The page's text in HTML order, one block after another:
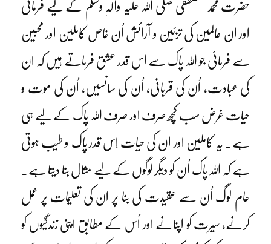
حضرت محمد مصطفی صلی اللہ علیہ وآلہٖ وسلم کے لیے فرمائی
اور ان عالمین کی تزئین و آرائش اُن خاص کاملین اور محبین
سے فرمائی جو اللہ پاک سے اس قدر عشق فرماتے ہیں کہ ان
کی عبادت، اُن کی قربانی، اُن کی سانسیں، اُن کی موت و
حیات غرض سب کچھ صرف اور صرف اللہ پاک کے لیے ہی
ہے۔ یہ کاملین اور ان کی حیات اِس قدر پاک و طیب ہوتی
ہے کہ اللہ پاک اُن کو دیگر لوگوں کے لیے مثال بنا دیتا ہے۔
عام لوگ اُن سے عقیدت کی بنا پر ان کی تعلیمات پر عمل
کرنے، سیرت کو اپنانے اور اُس کے مطابق اپنی زندگیوں کو